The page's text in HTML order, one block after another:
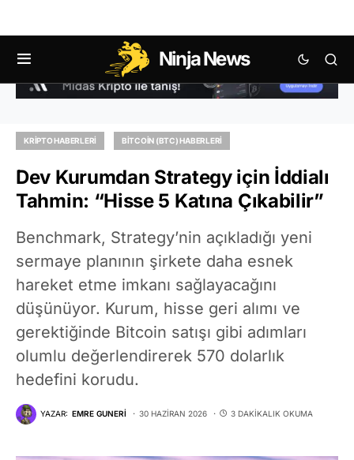
Ninja News
KRIPTO HABERLERI BITCOIN (BTC) HABERLERI
Dev Kurumdan Strategy için İddialı
Tahmin: “Hisse 5 Katına Çıkabilir”
Benchmark, Strategy’nin açıkladığı yeni
sermaye planının şirkete daha esnek
hareket etme imkanı sağlayacağını
düşünüyor. Kurum, hisse geri alımı ve
gerektiğinde Bitcoin satışı gibi adımları
olumlu değerlendirerek 570 dolarlık
hedefini korudu.
YAZAR: EMRE GUNERI 30 HAZIRAN 2026 3 DAKIKALIK OKUMA